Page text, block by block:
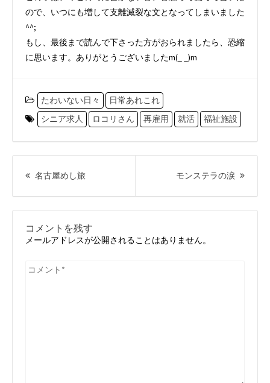
ので、いつにも増して支離滅裂な文となってしまいました
^^;
もし、最後まで読んで下さった方がおられましたら、恐縮
に思います。ありがとうございましたm(_ _)m
たわいない日々
日常あれこれ
シニア求人
ロコリさん 再雇用 就活 福祉施設
投
ビ
ゲ
名古屋めし旅 モンステラの涙
次
コメントを残す
メールアドレスが公開されることはありません。
コ